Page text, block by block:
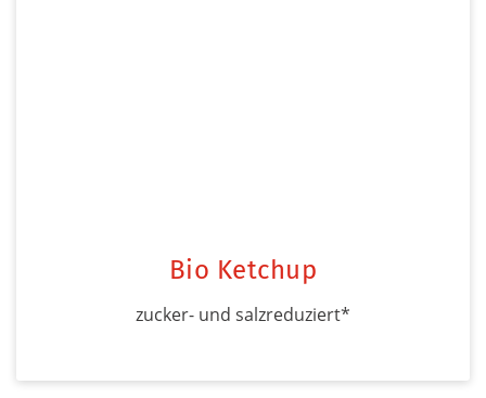
Bio Ketchup
zucker- und salzreduziert*